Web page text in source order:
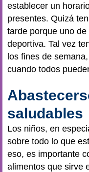
establecer un
presentes. Quizá
tarde porque uno
deportiva. Tal vez
los fines de
cuando todos
saludables
Los niños, en
sobre todo lo que
eso, es importante
alimentos que sirve